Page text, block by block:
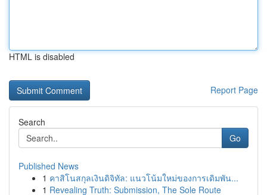
HTML is disabled
Report Page
Search
Go
Published News
1 คาสิโนสกุลเงินดิจิทัล: แนวโน้มใหม่ของการเดิมพัน...
1 Revealing Truth: Submission, The Sole Route